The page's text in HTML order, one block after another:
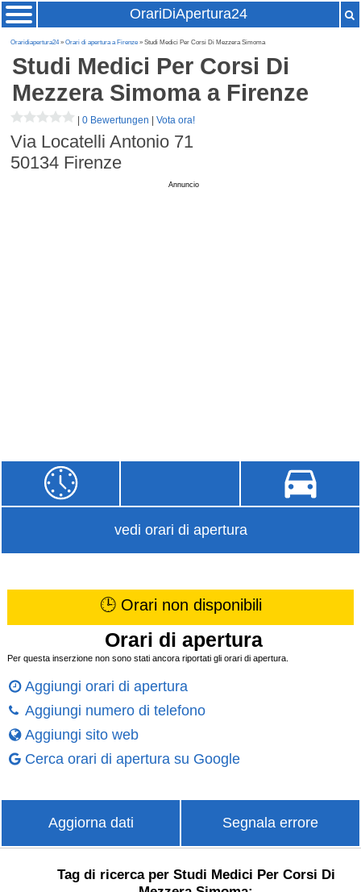
OrariDiApertura24
Oraridiapertura24»Orari di apertura a Firenze » Studi Medici Per Corsi Di Mezzera Simoma
Studi Medici Per Corsi Di
Mezzera Simomaa Firenze
|0 Bewertungen |Vota ora!
Via Locatelli Antonio 71
50134 Firenze
Annuncio
vedi orari di apertura
🕒 Orari non disponibili
Orari di apertura
Per questa inserzione non sono stati ancora riportati gli orari di apertura.
Aggiungi orari di apertura
Aggiungi numero di telefono
Aggiungi sito web
Cerca orari di apertura su Google
Aggiorna dati Segnala errore
Tag di ricerca per Studi Medici Per Corsi Di